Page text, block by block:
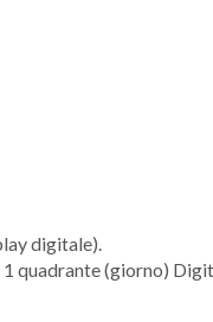
digitale).
quadrante (giorno)